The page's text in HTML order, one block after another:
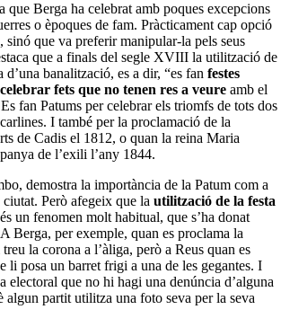
que Berga ha celebrat amb poques excepcions
o èpoques de fam. Pràcticament cap opció
que va preferir manipular-la pels seus
que a finals del segle XVIII la utilització de
d’una banalització, es a dir, “es fan festes
fets que no tenen res a veure amb el
fan Patums per celebrar els triomfs de tots dos
I també per la proclamació de la
de Cadis el 1812, o quan la reina Maria
de l’exili l’any 1844.
demostra la importància de la Patum com a
Però afegeix que la utilització de la festa
és un fenomen molt habitual, que s’ha donat
Berga, per exemple, quan es proclama la
la corona a l’àliga, però a Reus quan es
li posa un barret frigi a una de les gegantes. I
electoral que no hi hagi una denúncia d’alguna
algun partit utilitza una foto seva per la seva